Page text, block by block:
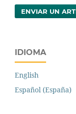
ENVIAR UN
IDIOMA
English
Español (España)